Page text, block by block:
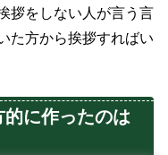
拶をしない人が言う言
た方から挨拶すればい
的に作ったのは